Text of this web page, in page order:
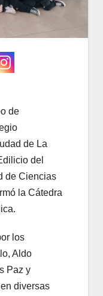
de
de La
del
de Ciencias
la Cátedra
los
Aldo
Paz y
diversas